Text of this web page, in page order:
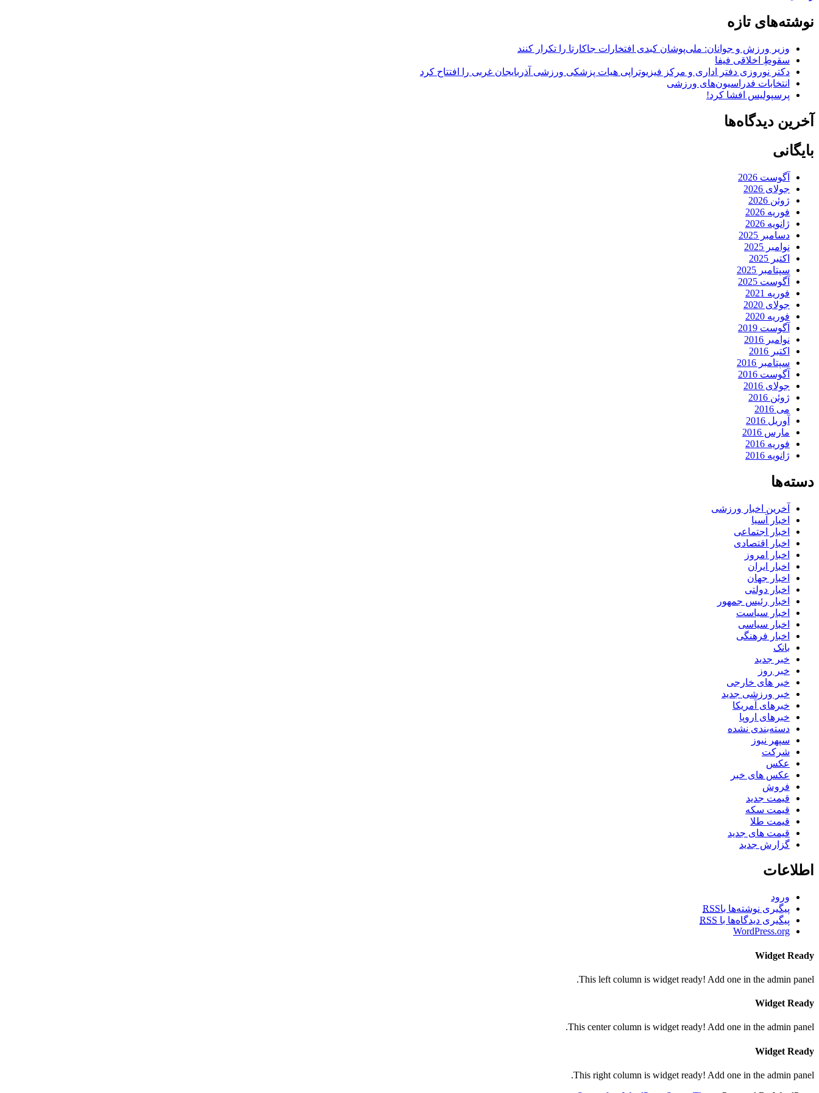
نوشته‌های تازه
وزیر ورزش و جوانان: ملی‌پوشان کبدی افتخارات جاکارتا را تکرار کنند
سقوطِ اخلاقی فیفا
دکتر نوروزی دفتر اداری و مرکز فیزیوتراپی هیات پزشکی ورزشی آذربایجان غربی را افتتاح کرد
انتخابات فدراسیون‌های ورزشی
پرسپولیس افشا کرد!
آخرین دیدگاه‌ها
بایگانی
آگوست 2026
جولای 2026
ژوئن 2026
فوریه 2026
ژانویه 2026
دسامبر 2025
نوامبر 2025
اکتبر 2025
سپتامبر 2025
آگوست 2025
فوریه 2021
جولای 2020
فوریه 2020
آگوست 2019
نوامبر 2016
اکتبر 2016
سپتامبر 2016
آگوست 2016
جولای 2016
ژوئن 2016
می 2016
آوریل 2016
مارس 2016
فوریه 2016
ژانویه 2016
دسته‌ها
آخرین اخبار ورزشی
اخبار آسیا
اخبار اجتماعی
اخبار اقتصادی
اخبار امروز
اخبار ایران
اخبار جهان
اخبار دولتی
اخبار رئیس جمهور
اخبار سیاست
اخبار سیاسی
اخبار فرهنگی
بانک
خبر جدید
خبر روز
خبر های خارجی
خبر ورزشی جدید
خبرهای آمریکا
خبرهای اروپا
دسته‌بندی نشده
سپهر نیوز
شرکت
عکس
عکس های خبر
فروش
قیمت جدید
قیمت سکه
قیمت طلا
قیمت های جدید
گزارش جدید
اطلاعات
ورود
پیگیری نوشته‌ها باRSS
پیگیری دیدگاه‌ها با RSS
WordPress.org
Widget Ready
This left column is widget ready! Add one in the admin panel.
Widget Ready
This center column is widget ready! Add one in the admin panel.
Widget Ready
This right column is widget ready! Add one in the admin panel.